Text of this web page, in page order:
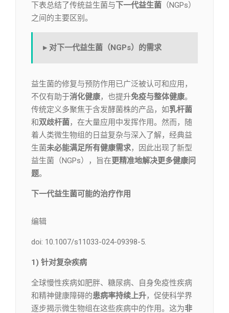
下表总结了传统益生菌与 下一代益生菌 （NGPs）
之间的主要区别。
▸ 对下一代益生菌（NGPs）的需求
益生菌的修复与预防作用已广泛被认可和应用，
不仅有助于消化健康，也提升免疫与整体健康。
传统定义多聚焦于含发酵菌株的产品，如乳杆菌
和双歧杆菌，在大量应用中发挥作用。然而，随
着人类微生物组的日益复杂与深入了解，经典益
生菌未必能满足所有健康需求，因此出现了新型
益生菌（NGPs），旨在更精准地解决更多健康问
题。
下一代益生菌可能的治疗作用
编辑​
doi: 10.1007/s11033-024-09398-5.
1) 针对复杂疾病
全球慢性疾病如肥胖、糖尿病、自身免疫性疾病
和精神健康障碍的患病率持续上升，促使科学界
逐步揭示微生物组在这些疾病中的作用。这为非